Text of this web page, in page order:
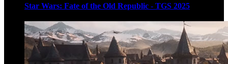
Star Wars: Fate of the Old Republic - TGS 2025